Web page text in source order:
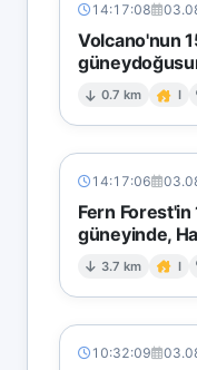
14:17:08
Volcano'nun
0.7 km I
14:17:06
Fern Forest'in
güneyinde,
3.7 km I
10:32:09